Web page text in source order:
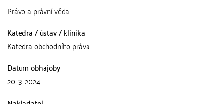
Právo a právní věda
Katedra / ústav / klinika
Katedra obchodního práva
Datum obhajoby
20. 3. 2024